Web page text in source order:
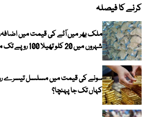
کرنے کا فیصلہ
ملک بھر میں آٹے کی قیمت میں
شہروں میں 20 کلو تھیلا 100 روپے تک مہنگا
سونے کی قیمت میں مسلسل تیسرے روز
کہاں تک جا پہنچا؟